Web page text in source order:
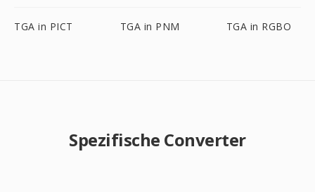
TGA in PICT TGA in PNM TGA in RGBO
Spezifische Converter